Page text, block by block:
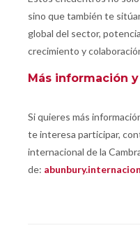
sino que también te
global del sector,
crecimiento y
Más información
Si quieres más
te interesa participar,
internacional de la
de: